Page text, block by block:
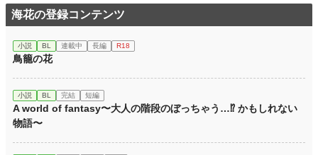
海花の登録コンテンツ
小説 BL 連載中 長編 R18
鳥籠の花
小説 BL 完結 短編
A world of fantasy〜大人の階段のぼっちゃう…⁉︎ かもしれない
物語〜